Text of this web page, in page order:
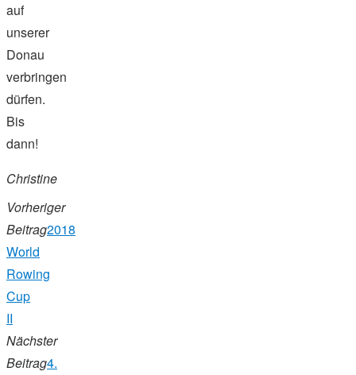
auf
unserer
Donau
verbringen
dürfen.
Bis
dann!
Christine
Vorheriger
Beitrag2018
World
Rowing
Cup
II
Nächster
Beitrag4.